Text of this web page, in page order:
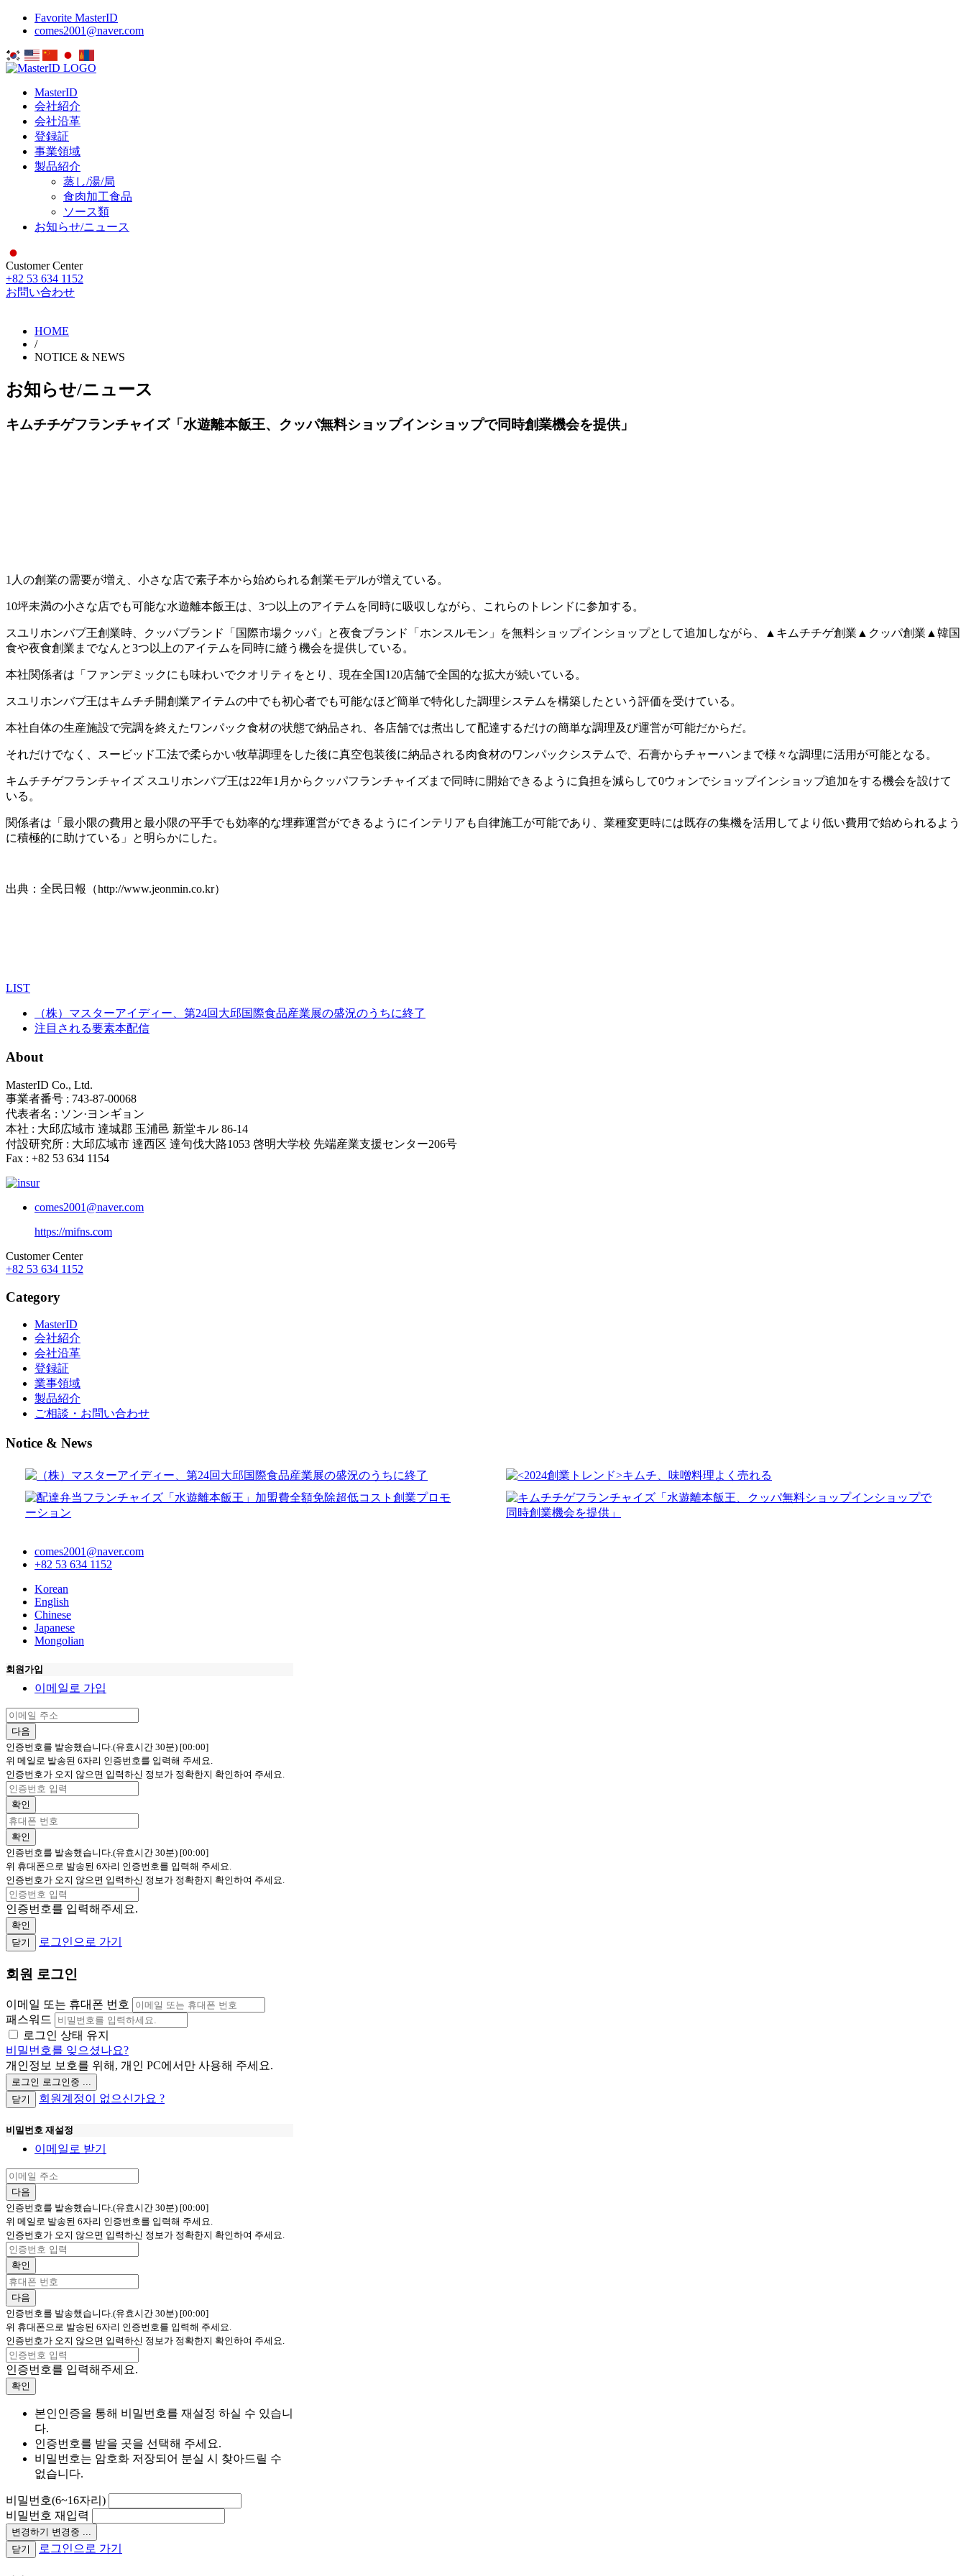
Favorite MasterID
comes2001@naver.com
MasterID
会社紹介
会社沿革
登録証
事業領域
製品紹介
蒸し/湯/局
食肉加工食品
ソース類
お知らせ/ニュース
Customer Center
+82 53 634 1152
お問い合わせ
HOME
/
NOTICE & NEWS
お知らせ/ニュース
キムチチゲフランチャイズ「水遊離本飯王、クッパ無料ショップインショップで同時創業機会を提供」
1人の創業の需要が増え、小さな店で素子本から始められる創業モデルが増えている。
10坪未満の小さな店でも可能な水遊離本飯王は、3つ以上のアイテムを同時に吸収しながら、これらのトレンドに参加する。
スユリホンバプ王創業時、クッパブランド「国際市場クッパ」と夜食ブランド「ホンスルモン」を無料ショップインショップとして追加しながら、▲キムチチゲ創業▲クッパ創業▲韓国
食や夜食創業までなんと3つ以上のアイテムを同時に縫う機会を提供している。
本社関係者は「ファンデミックにも味わいでクオリティをとり、現在全国120店舗で全国的な拡大が続いている。
スユリホンバプ王はキムチチ開創業アイテムの中でも初心者でも可能なほど簡単で特化した調理システムを構築したという評価を受けている。
本社自体の生産施設で完調を終えたワンパック食材の状態で納品され、各店舗では煮出して配達するだけの簡単な調理及び運営が可能だからだ。
それだけでなく、スービッド工法で柔らかい牧草調理をした後に真空包装後に納品される肉食材のワンパックシステムで、石膏からチャーハンまで様々な調理に活用が可能となる。
キムチチゲフランチャイズ スユリホンバプ王は22年1月からクッパフランチャイズまで同時に開始できるように負担を減らして0ウォンでショップインショップ追加をする機会を設けて
いる。
関係者は「最小限の費用と最小限の平手でも効率的な埋葬運営ができるようにインテリアも自律施工が可能であり、業種変更時には既存の集機を活用してより低い費用で始められるよう
に積極的に助けている」と明らかにした。
出典：全民日報（http://www.jeonmin.co.kr）
LIST
（株）マスターアイディー、第24回大邱国際食品産業展の盛況のうちに終了
注目される要素本配信
About
MasterID Co., Ltd.
事業者番号 : 743-87-00068
代表者名 : ソン·ヨンギョン
本社 : 大邱広域市 達城郡 玉浦邑 新堂キル 86-14
付設研究所 : 大邱広域市 達西区 達句伐大路1053 啓明大学校 先端産業支援センター206号
Fax : +82 53 634 1154
comes2001@naver.com
https://mifns.com
Customer Center
+82 53 634 1152
Category
MasterID
会社紹介
会社沿革
登録証
業事領域
製品紹介
ご相談・お問い合わせ
Notice & News
comes2001@naver.com
+82 53 634 1152
Korean
English
Chinese
Japanese
Mongolian
회원가입
이메일로 가입
다음
인증번호를 발송했습니다.(유효시간 30분) [00:00]
위 메일로 발송된 6자리 인증번호를 입력해 주세요.
인증번호가 오지 않으면 입력하신 정보가 정확한지 확인하여 주세요.
확인
확인
인증번호를 발송했습니다.(유효시간 30분) [00:00]
위 휴대폰으로 발송된 6자리 인증번호를 입력해 주세요.
인증번호가 오지 않으면 입력하신 정보가 정확한지 확인하여 주세요.
인증번호를 입력해주세요.
확인
닫기
로그인으로 가기
회원 로그인
이메일 또는 휴대폰 번호
패스워드
로그인 상태 유지
비밀번호를 잊으셨나요?
개인정보 보호를 위해, 개인 PC에서만 사용해 주세요.
로그인 로그인중 ...
닫기
회원계정이 없으신가요 ?
비밀번호 재설정
이메일로 받기
다음
인증번호를 발송했습니다.(유효시간 30분) [00:00]
위 메일로 발송된 6자리 인증번호를 입력해 주세요.
인증번호가 오지 않으면 입력하신 정보가 정확한지 확인하여 주세요.
확인
다음
인증번호를 발송했습니다.(유효시간 30분) [00:00]
위 휴대폰으로 발송된 6자리 인증번호를 입력해 주세요.
인증번호가 오지 않으면 입력하신 정보가 정확한지 확인하여 주세요.
인증번호를 입력해주세요.
확인
본인인증을 통해 비밀번호를 재설정 하실 수 있습니
다.
인증번호를 받을 곳을 선택해 주세요.
비밀번호는 암호화 저장되어 분실 시 찾아드릴 수
없습니다.
비밀번호(6~16자리)
비밀번호 재입력
변경하기 변경중 ...
닫기
로그인으로 가기